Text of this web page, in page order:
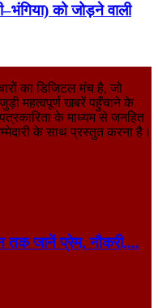
को जोड़ने वाली
का डिजिटल मंच है, जो
महत्वपूर्ण खबरें पहुँचाने के
के माध्यम से जनहित
के साथ प्रस्तुत करना है।
जानें प्रेम, नौकरी,...